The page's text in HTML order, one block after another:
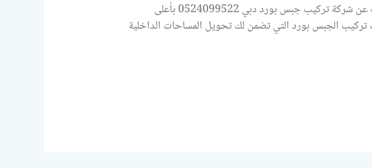
تركيب جبس بورد دبي – خدمات سوبر هاوس لتركيب جبس بورد متميز إذا كنت تبحث عن شركة تركيب جبس بورد دبي 0524099522 بأعلى
الجبس بورد التي تضمن لك تحويل المساحات الداخلية